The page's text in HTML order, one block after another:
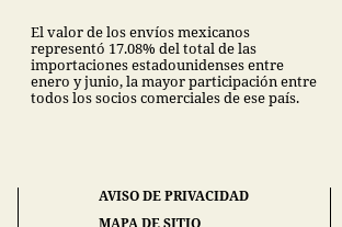
El valor de los envíos mexicanos
representó 17.08% del total de las
importaciones estadounidenses entre
enero y junio, la mayor participación entre
todos los socios comerciales de ese país.
AVISO DE PRIVACIDAD